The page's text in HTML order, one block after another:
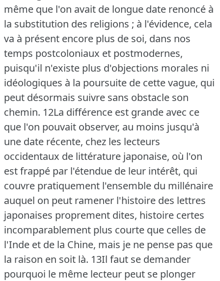
même que l'on avait de longue date renoncé à
la substitution des religions ; à l'évidence, cela
va à présent encore plus de soi, dans nos
temps postcoloniaux et postmodernes,
puisqu'il n'existe plus d'objections morales ni
idéologiques à la poursuite de cette vague, qui
peut désormais suivre sans obstacle son
chemin. 12La différence est grande avec ce
que l'on pouvait observer, au moins jusqu'à
une date récente, chez les lecteurs
occidentaux de littérature japonaise, où l'on
est frappé par l'étendue de leur intérêt, qui
couvre pratiquement l'ensemble du millénaire
auquel on peut ramener l'histoire des lettres
japonaises proprement dites, histoire certes
incomparablement plus courte que celles de
l'Inde et de la Chine, mais je ne pense pas que
la raison en soit là. 13Il faut se demander
pourquoi le même lecteur peut se plonger